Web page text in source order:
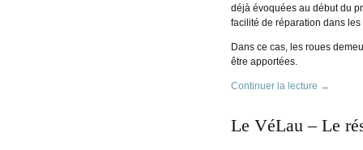
déjà évoquées au début du
facilité de réparation dans
Dans ce cas, les roues
être apportées.
Continuer la lecture →
Le VéLau – Le